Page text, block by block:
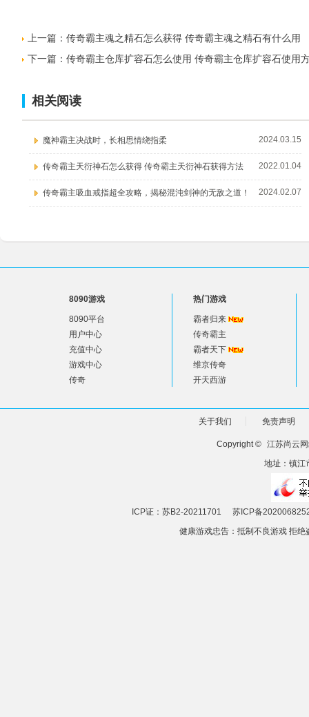
上一篇： 传奇霸主魂之精石怎么获得 传奇霸主魂之精石有什么用
下一篇： 传奇霸主仓库扩容石怎么使用 传奇霸主仓库扩容石使用
相关阅读
魔神霸主决战时，长相思情绕指柔 2024.03.15
传奇霸主天衍神石怎么获得 传奇霸主天衍神石获得方法 2022.01.04
传奇霸主吸血戒指超全攻略，揭秘混沌剑神的无敌之道！ 2024.02.07
8090游戏
8090平台
用户中心
充值中心
游戏中心
传奇
热门游戏
霸者归来
传奇霸主
霸者天下
维京传奇
开天西游
关于我们 免责声明
Copyright © 江苏尚云
地址：镇江
ICP证：苏B2-20211701
苏ICP备
健康游戏忠告：抵制不良游戏 拒